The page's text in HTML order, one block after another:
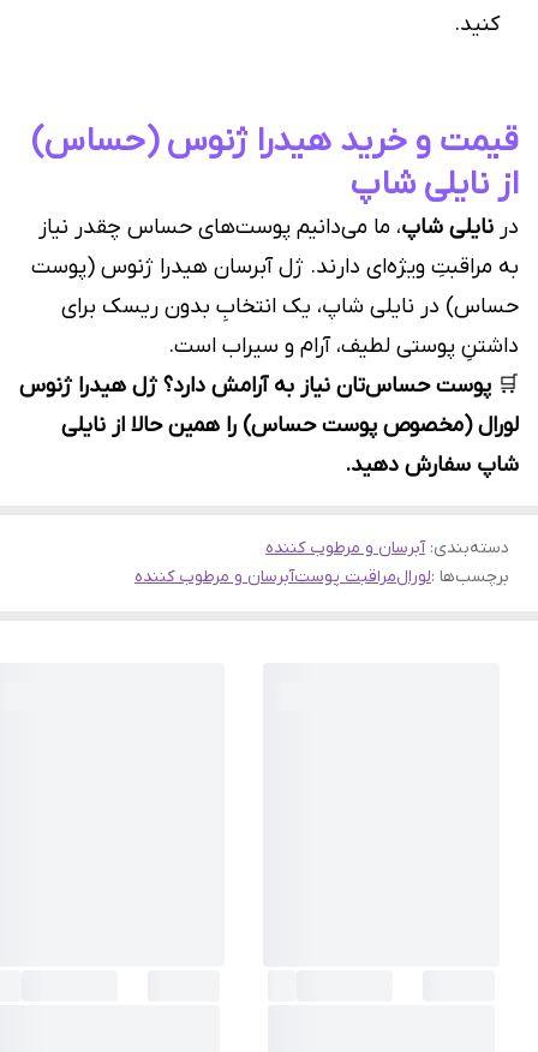
کنید.
قیمت و خرید هیدرا ژنوس (حساس)
از نایلی شاپ
در نایلی شاپ، ما می‌دانیم پوست‌های حساس چقدر نیاز
به مراقبتِ ویژه‌ای دارند. ژل آبرسان هیدرا ژنوس (پوست
حساس) در نایلی شاپ، یک انتخابِ بدون ریسک برای
داشتنِ پوستی لطیف، آرام و سیراب است.
🛒 پوست حساس‌تان نیاز به آرامش دارد؟ ژل هیدرا ژنوس
لورال (مخصوص پوست حساس) را همین حالا از نایلی
شاپ سفارش دهید.
دسته‌بندی:آبرسان و مرطوب کننده
برچسب‌ها :لورالمراقبت پوستآبرسان و مرطوب کننده